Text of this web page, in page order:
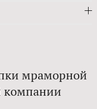
мраморной
компании